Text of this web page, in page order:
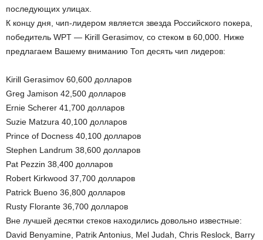
последующих улицах.
К концу дня, чип-лидером является звезда Российского покера,
победитель WPT — Kirill Gerasimov, со стеком в 60,000. Ниже
предлагаем Вашему вниманию Топ десять чип лидеров:
Kirill Gerasimov 60,600 долларов
Greg Jamison 42,500 долларов
Ernie Scherer 41,700 долларов
Suzie Matzura 40,100 долларов
Prince of Docness 40,100 долларов
Stephen Landrum 38,600 долларов
Pat Pezzin 38,400 долларов
Robert Kirkwood 37,700 долларов
Patrick Bueno 36,800 долларов
Rusty Florante 36,700 долларов
Вне лучшей десятки стеков находились довольно известные:
David Benyamine, Patrik Antonius, Mel Judah, Chris Reslock, Barry